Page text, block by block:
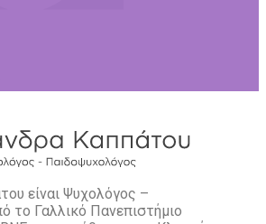
είναι Ψυχολόγος –
το Γαλλικό Πανεπιστήμιο